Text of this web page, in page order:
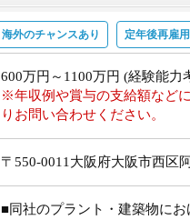
海外のチャンスあり 定年後再雇
600万円～1100万円 (経験能力
※年収例や賞与の支給額など
りお問い合わせください。
〒550-0011大阪府大阪市西区
■同社のプラント・建築物に